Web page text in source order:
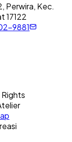
Perwira, Kec.
17122
9881
Rights